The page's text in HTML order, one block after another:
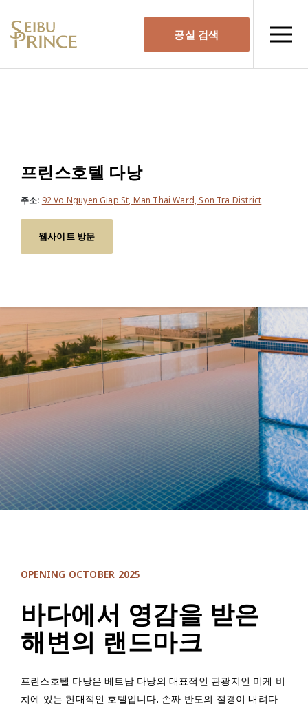
공실 검색
프린스호텔 다낭
주소: 92 Vo Nguyen Giap St, Man Thai Ward, Son Tra District
웹사이트 방문
OPENING OCTOBER 2025
바다에서 영감을 받은
해변의 랜드마크
프린스호텔 다낭은 베트남 다낭의 대표적인 관광지인 미케 비
치에 있는 현대적인 호텔입니다. 손짜 반도의 절경이 내려다